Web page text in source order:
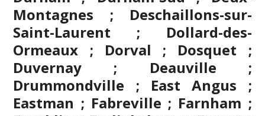
Montagnes ; Deschaillons-sur-
Saint-Laurent ; Dollard-des-
Ormeaux ; Dorval ; Dosquet ;
Duvernay ; Deauville ;
Drummondville ; East Angus ;
Eastman ; Fabreville ; Farnham ;